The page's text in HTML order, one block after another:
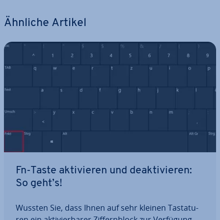
Ähnliche Artikel
Fn-Taste ak­ti­vie­ren und de­ak­ti­vie­ren:
So geht’s!
Wussten Sie, dass Ihnen auf sehr kleinen Tas­ta­tu­